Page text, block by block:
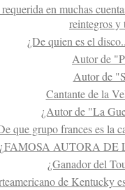
en muchas
reintegros y
¿De quien es el
Autor de
Autor de
Cantante de la
¿Autor de "La
que grupo frances es la
¿FAMOSA AUTORA
¿Ganador del
de Kentucky